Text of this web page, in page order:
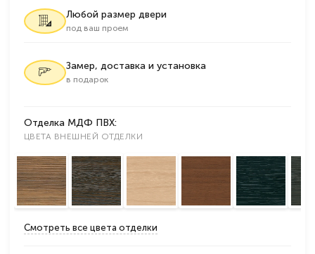
Любой размер двери
под ваш проем
Замер, доставка и установка
в подарок
Отделка МДФ ПВХ:
ЦВЕТА ВНЕШНЕЙ ОТДЕЛКИ
Смотреть все цвета отделки